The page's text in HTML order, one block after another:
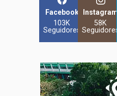
Facebook
103K
Seguidores
Instagram
58K
Seguidores